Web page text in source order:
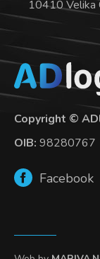
10410 Velika
Copyright ©
OIB: 98280767
Facebook